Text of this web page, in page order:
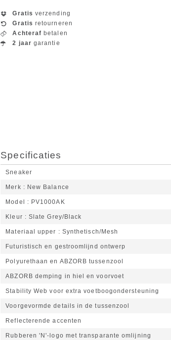
Gratis verzending
Gratis retourneren
Achteraf betalen
2 jaar garantie
Specificaties
Sneaker
Merk New Balance
Model PV1000AK
Kleur Slate Grey/Black
Materiaal upper Synthetisch/Mesh
Futuristisch en gestroomlijnd ontwerp
Polyurethaan en ABZORB tussenzool
ABZORB demping in hiel en voorvoet
Stability Web voor extra voetboogondersteuning
Voorgevormde details in de tussenzool
Reflecterende accenten
Rubberen 'N'-logo met transparante omlijning